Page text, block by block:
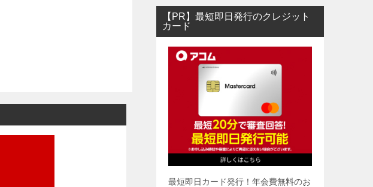
【PR】最短即日発行のクレジット
カード
最短即日カード発行！年会費無料のお